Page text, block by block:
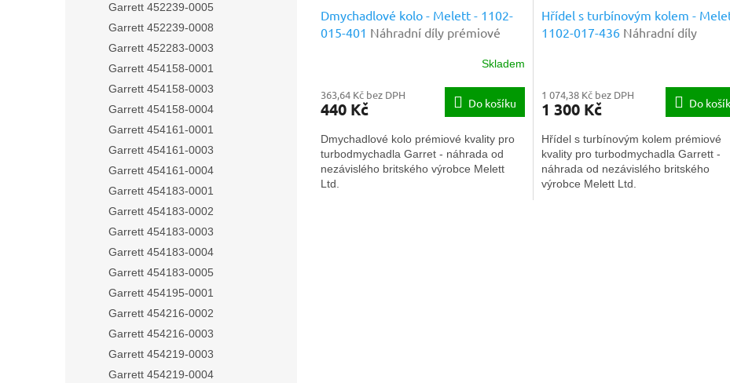
Garrett 452239-0005
Garrett 452239-0008
Garrett 452283-0003
Garrett 454158-0001
Garrett 454158-0003
Garrett 454158-0004
Garrett 454161-0001
Garrett 454161-0003
Garrett 454161-0004
Garrett 454183-0001
Garrett 454183-0002
Garrett 454183-0003
Garrett 454183-0004
Garrett 454183-0005
Garrett 454195-0001
Garrett 454216-0002
Garrett 454216-0003
Garrett 454219-0003
Garrett 454219-0004
Dmychadlové kolo - Melett - 1102-
015-401 Náhradní díly prémiové
Skladem
363,64 Kč bez DPH
440 Kč Do košíku
Dmychadlové kolo prémiové kvality pro
turbodmychadla Garret - náhrada od
nezávislého britského výrobce Melett
Ltd.
Hřídel s turbínovým kolem -
1102-017-436 Náhradní díly
1 074,38 Kč bez DPH
1 300 Kč Do
Hřídel s turbínovým kolem prémiové
kvality pro turbodmychadla Garrett -
náhrada od nezávislého britského
výrobce Melett Ltd.